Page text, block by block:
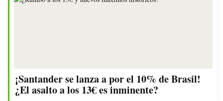
¡Santander se lanza a por el 10% de Brasil!
¿El asalto a los 13€ es inminente?